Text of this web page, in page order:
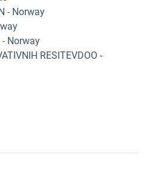
- Norway
- Norway
RESITEVDOO -